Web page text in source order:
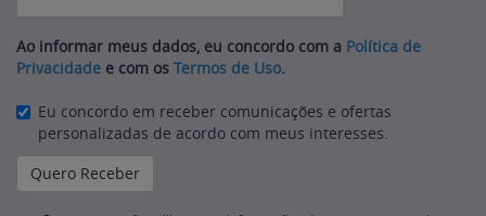
Ao informar meus dados, eu concordo com a Política de
Privacidade e com os Termos de Uso.
Eu concordo em receber comunicações e ofertas
personalizadas de acordo com meus interesses.